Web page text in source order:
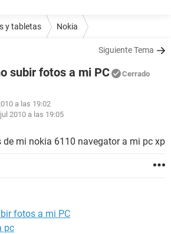
y tabletas Nokia
Siguiente Tema
subir fotos a mi PC Cerrado
a las 19:02
2010 a las 19:05
mi nokia 6110 navegator a mi pc xp
fotos a mi PC
pc